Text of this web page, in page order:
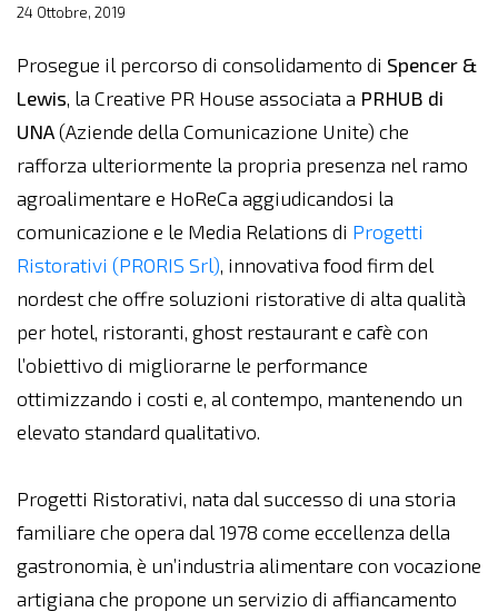
24 Ottobre, 2019
Prosegue il percorso di consolidamento di Spencer &
Lewis, la Creative PR House associata a PRHUB di
UNA(Aziende della Comunicazione Unite) che
rafforza ulteriormente la propria presenza nel ramo
agroalimentare e HoReCa aggiudicandosi la
comunicazione e le Media Relations di Progetti
Ristorativi (PRORIS Srl), innovativa food firm del
nordest che offre soluzioni ristorative di alta qualità
per hotel, ristoranti, ghost restaurant e cafè con
l’obiettivo di migliorarne le performance
ottimizzando i costi e, al contempo, mantenendo un
elevato standard qualitativo.
Progetti Ristorativi, nata dal successo di una storia
familiare che opera dal 1978 come eccellenza della
gastronomia, è un’industria alimentare con vocazione
artigiana che propone un servizio di affiancamento